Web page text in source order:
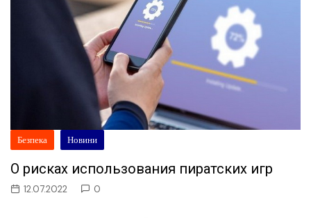
Безпека Новини
О рисках использования пиратских игр
12.07.2022 0